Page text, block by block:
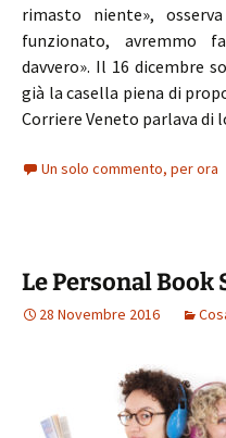
rimasto niente»,
funzionato,
davvero». Il 16 dicembre
già la casella piena di
Corriere Veneto parlava di
Un solo commento, per ora
Le Personal Book
28 Novembre 2016